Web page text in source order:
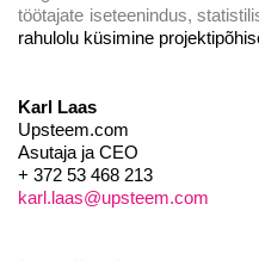
töötajate iseteenindus,
rahulolu küsimine
Karl Laas
Upsteem.com
Asutaja ja CEO
+ 372 53 468 213
karl.laas@upsteem.com